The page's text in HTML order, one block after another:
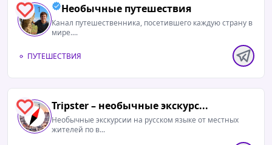
1 Необычные путешествия
Канал путешественника, посетившего каждую страну в
мире....
ПУТЕШЕСТВИЯ
1 Tripster – необычные экскурс...
Необычные экскурсии на русском языке от местных
жителей по в...